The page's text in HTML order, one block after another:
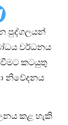
පුද්ගලයන්
වර්ධනය
කටයුතු
නිවේදනය
කළ හැකි